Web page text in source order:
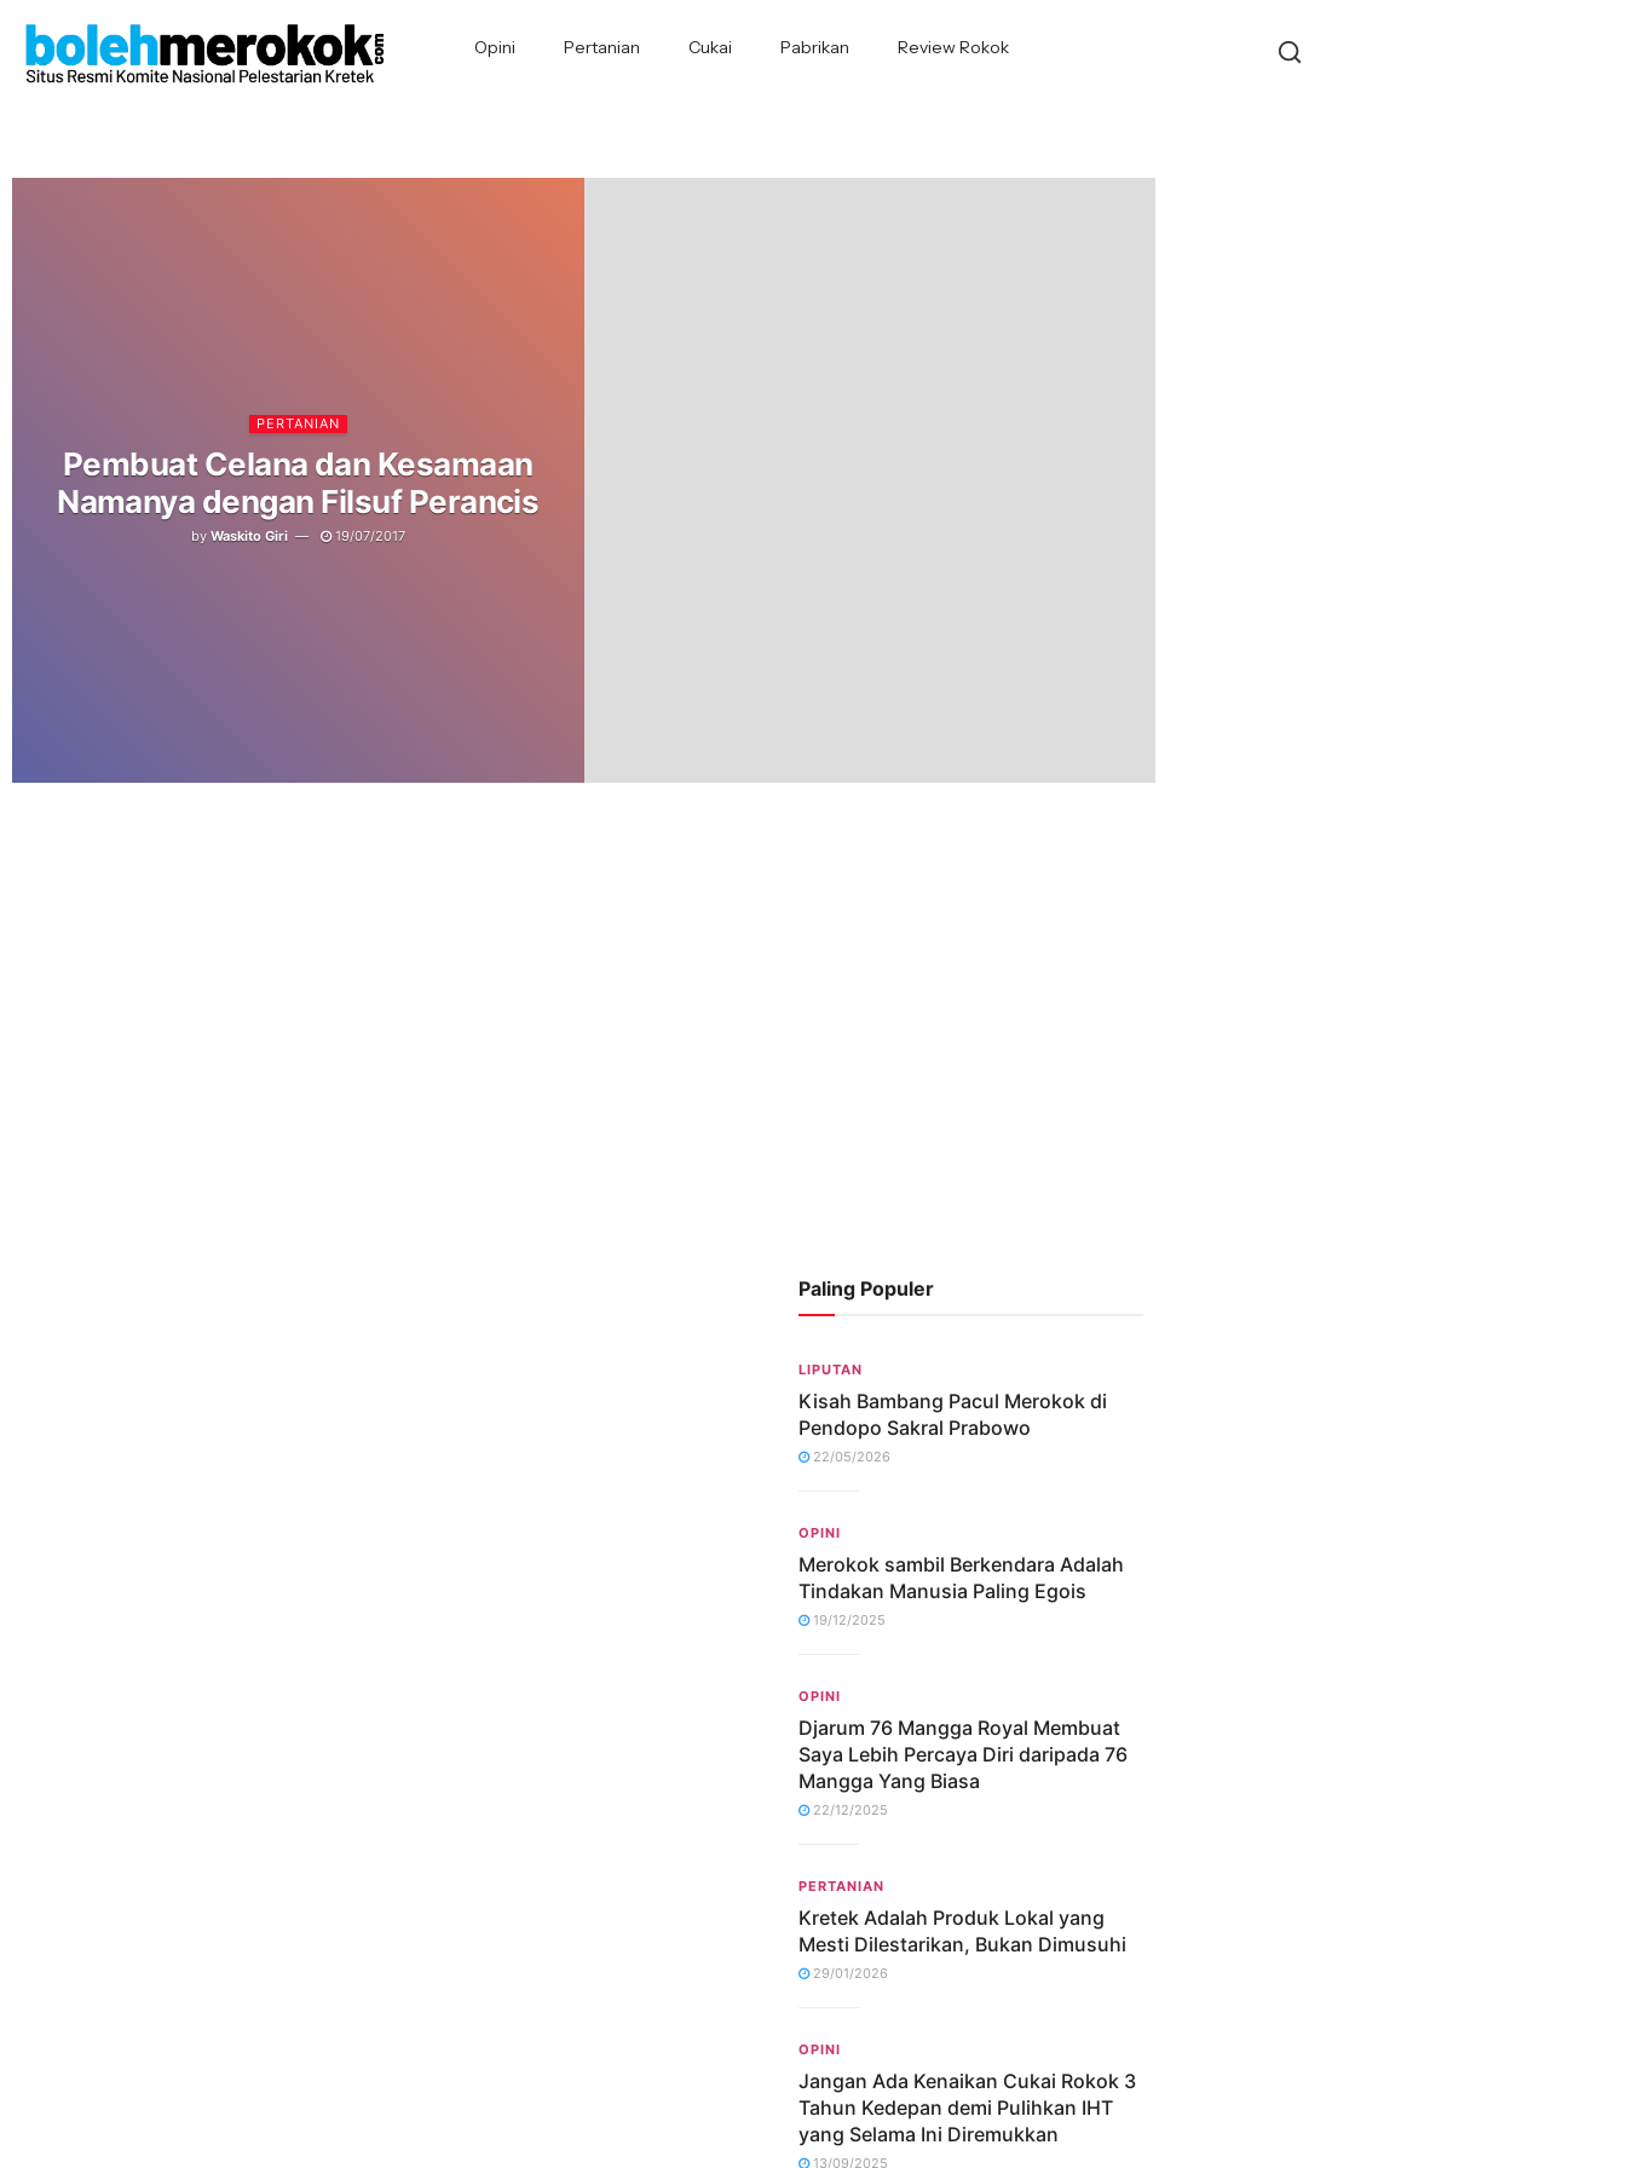
Opini Pertanian Cukai Pabrikan Review Rokok
PERTANIAN
Pembuat Celana dan Kesamaan
Namanya dengan Filsuf Perancis
by Waskito Giri 19/07/2017
Paling Populer
LIPUTAN
Kisah Bambang Pacul Merokok di
Pendopo Sakral Prabowo
22/05/2026
OPINI
Merokok sambil Berkendara Adalah
Tindakan Manusia Paling Egois
19/12/2025
OPINI
Djarum 76 Mangga Royal Membuat
Saya Lebih Percaya Diri daripada 76
Mangga Yang Biasa
22/12/2025
PERTANIAN
Kretek Adalah Produk Lokal yang
Mesti Dilestarikan, Bukan Dimusuhi
29/01/2026
OPINI
Jangan Ada Kenaikan Cukai Rokok 3
Tahun Kedepan demi Pulihkan IHT
yang Selama Ini Diremukkan
13/09/2025